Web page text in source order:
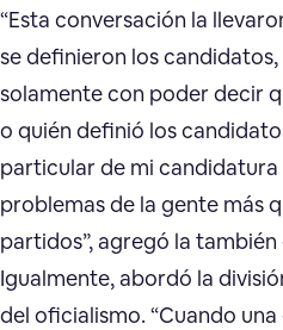
“Esta conversación la
se definieron los
solamente con poder decir
o quién definió los
particular de mi candidatura
problemas de la gente más
partidos”, agregó la
Igualmente, abordó la
del oficialismo. “Cuando